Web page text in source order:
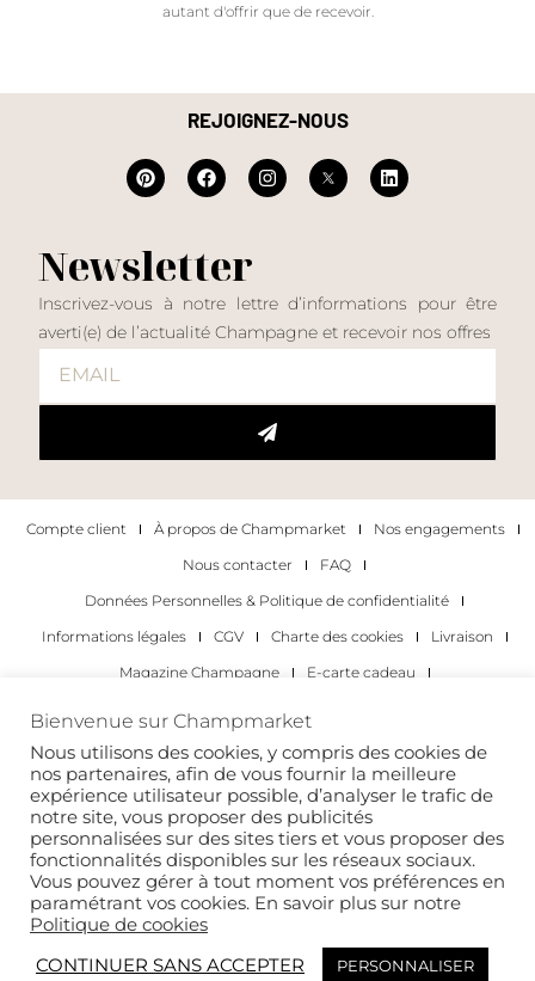
autant d'offrir que de recevoir.
REJOIGNEZ-NOUS
Newsletter
Inscrivez-vous à notre lettre d’informations pour être
averti(e) de l’actualité Champagne et recevoir nos offres
Compte client À propos de Champmarket
Nos engagements
Nous contacter
FAQ
Données Personnelles & Politique de confidentialité
Informations légales
CGV Charte des cookies
Livraison
Magazine Champagne
E-carte cadeau
Les occasions pour déguster du champagne
Pour les particuliers
Pour les entreprises
Copyright 2022 © tous droits réservés. Champmarket.
Bienvenue sur Champmarket
Nous utilisons des cookies, y compris des cookies de
nos partenaires, afin de vous fournir la meilleure
expérience utilisateur possible, d’analyser le trafic de
notre site, vous proposer des publicités
personnalisées sur des sites tiers et vous proposer des
fonctionnalités disponibles sur les réseaux sociaux.
Vous pouvez gérer à tout moment vos préférences en
paramétrant vos cookies. En savoir plus sur notre
Politique de cookies
CONTINUER SANS ACCEPTER
PERSONNALISER